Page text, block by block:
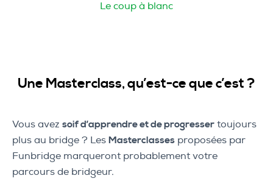
Le coup à blanc
Une Masterclass, qu’est-ce que c’est ?
Vous avez soif d’apprendre et de progresser toujours
plus au bridge ? Les Masterclasses proposées par
Funbridge marqueront probablement votre
parcours de bridgeur.